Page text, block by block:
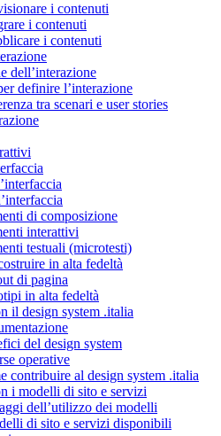
i contenuti
i contenuti
i contenuti
dell’interazione
definire l’interazione
tra scenari e user stories
di composizione
interattivi
testuali (microtesti)
in alta fedeltà
di pagina
in alta fedeltà
il design system .italia
del design system
operative
contribuire al design system .italia
i modelli di sito e servizi
dell’utilizzo dei modelli
di sito e servizi disponibili